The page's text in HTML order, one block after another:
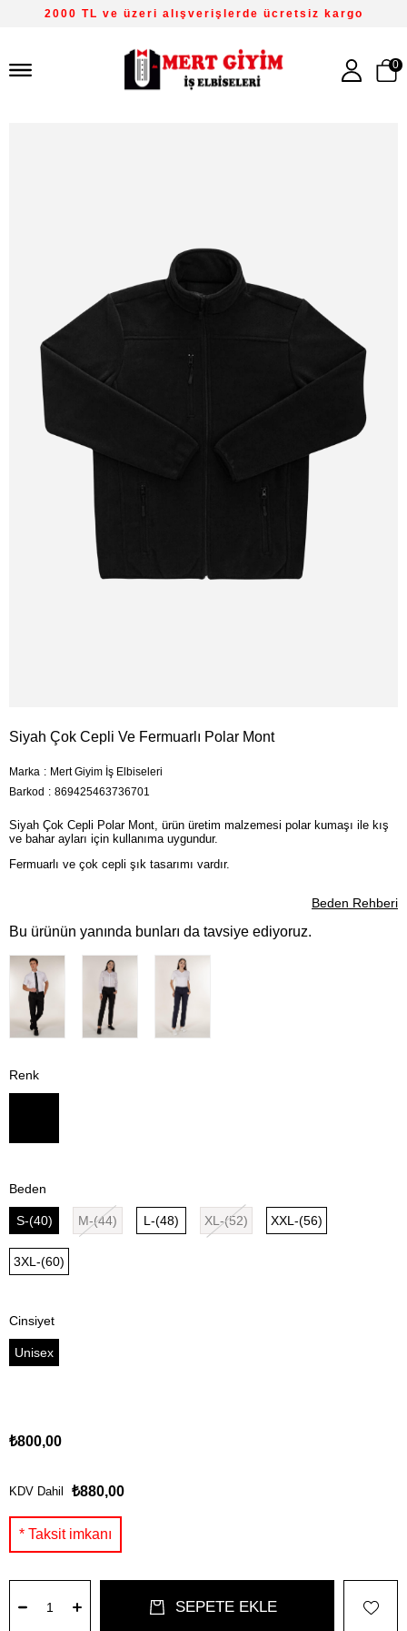
2000 TL ve üzeri alışverişlerde ücretsiz kargo
0
Siyah Çok Cepli Ve Fermuarlı Polar Mont
Marka : Mert Giyim İş Elbiseleri
Barkod : 869425463736701
Siyah Çok Cepli Polar Mont, ürün üretim malzemesi polar kumaşı ile kış
ve bahar ayları için kullanıma uygundur.
Fermuarlı ve çok cepli şık tasarımı vardır.
Beden Rehberi
Bu ürünün yanında bunları da tavsiye ediyoruz.
Renk
Beden
S-(40) M-(44) L-(48) XL-(52) XXL-(56)
3XL-(60)
Cinsiyet
Unisex
₺800,00
KDV Dahil ₺880,00